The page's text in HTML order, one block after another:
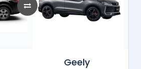
Geely